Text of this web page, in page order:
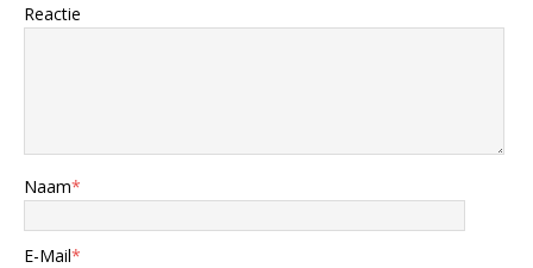
Reactie
Naam*
E-Mail*